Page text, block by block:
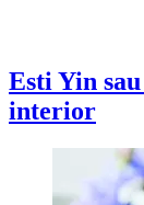
Esti Yin
interior